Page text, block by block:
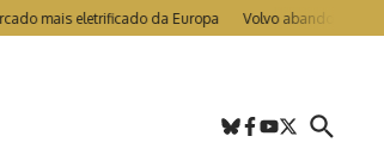
eletrificado da Europa Volvo abandona LIDAR nos